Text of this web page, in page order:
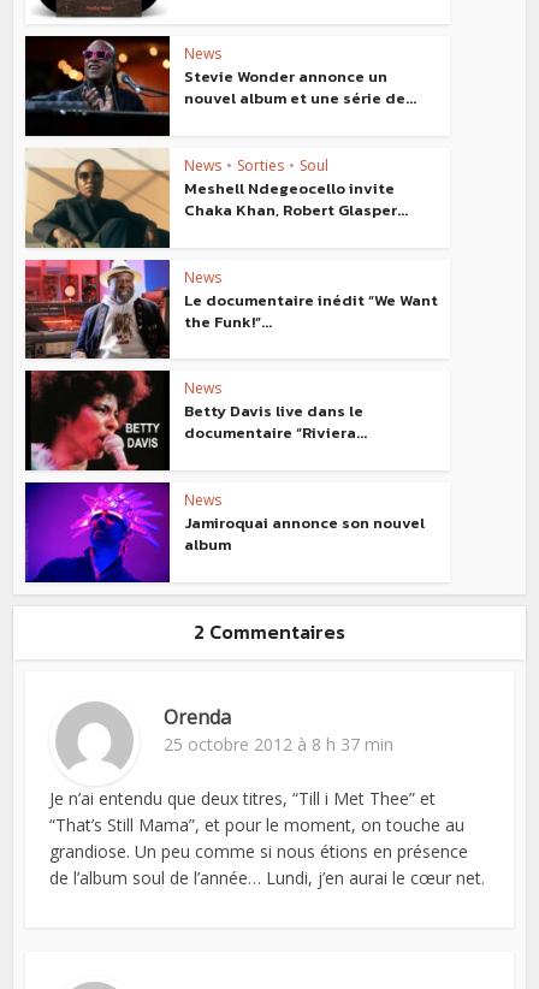
News
Stevie Wonder annonce un
nouvel album et une série de...
News • Sorties • Soul
Meshell Ndegeocello invite
Chaka Khan, Robert Glasper...
News
Le documentaire inédit “We Want
the Funk!”...
News
Betty Davis live dans le
documentaire “Riviera...
News
Jamiroquai annonce son nouvel
album
2 Commentaires
Orenda
25 octobre 2012 à 8 h 37 min
Je n’ai entendu que deux titres, “Till i Met Thee” et
“That’s Still Mama”, et pour le moment, on touche au
grandiose. Un peu comme si nous étions en présence
de l’album soul de l’année… Lundi, j’en aurai le cœur net.